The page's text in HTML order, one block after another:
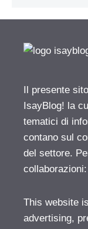
Il presente
IsayBlog! la
tematici di
contano sul
del settore.
collaborazioni:
This website
advertising,